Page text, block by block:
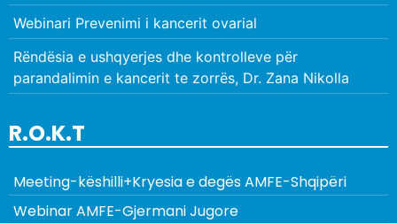
Webinari Prevenimi i kancerit ovarial
Rëndësia e ushqyerjes dhe kontrolleve për
parandalimin e kancerit te zorrës, Dr. Zana Nikolla
R.O.K.T
Meeting-këshilli+Kryesia e degës AMFE-Shqipëri
Webinar AMFE-Gjermani Jugore